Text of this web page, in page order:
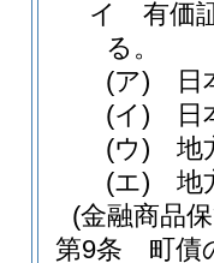
イ
有価
る。
(ア)
日
(イ)
日
(ウ)
地
(エ)
地
(金融商品
第9条
町債